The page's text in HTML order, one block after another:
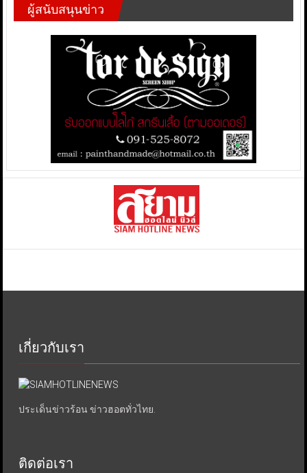
ผู้สนับสนุนข่าว
เกี่ยวกับเรา
ประเด็นข่าวร้อน ข่าวฮอตทั่วไทย.
ติดต่อเรา